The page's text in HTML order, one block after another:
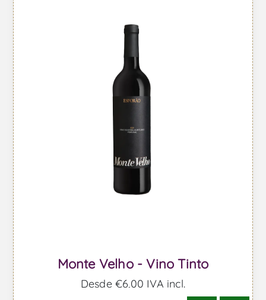
Monte Velho - Vino Tinto
Desde €6,00 IVA incl.